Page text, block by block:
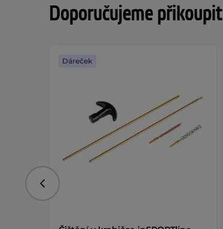
Doporučujeme přikoupit
Dáreček
Předchozí